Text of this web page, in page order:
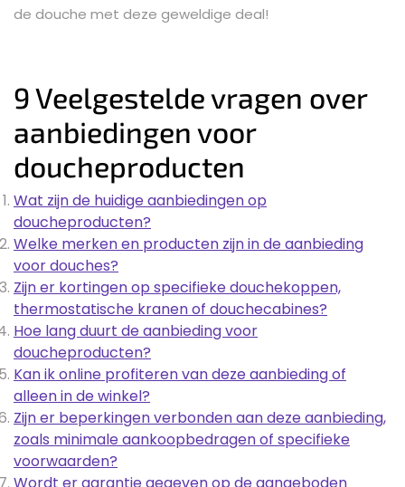
de douche met deze geweldige deal!
9 Veelgestelde vragen over
aanbiedingen voor
doucheproducten
Wat zijn de huidige aanbiedingen op
doucheproducten?
Welke merken en producten zijn in de aanbieding
voor douches?
Zijn er kortingen op specifieke douchekoppen,
thermostatische kranen of douchecabines?
Hoe lang duurt de aanbieding voor
doucheproducten?
Kan ik online profiteren van deze aanbieding of
alleen in de winkel?
Zijn er beperkingen verbonden aan deze aanbieding,
zoals minimale aankoopbedragen of specifieke
voorwaarden?
Wordt er garantie gegeven op de aangeboden